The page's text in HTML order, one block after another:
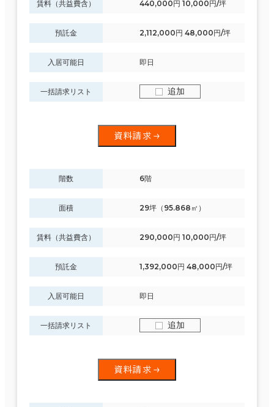
賃料（共益費含） 440,000円 10,000円/坪
預託金 2,112,000円 48,000円/坪
入居可能日 即日
一括請求リスト 追加
資料請求
階数 6階
面積 29坪（95.868㎡）
賃料（共益費含） 290,000円 10,000円/坪
預託金 1,392,000円 48,000円/坪
入居可能日 即日
一括請求リスト 追加
資料請求